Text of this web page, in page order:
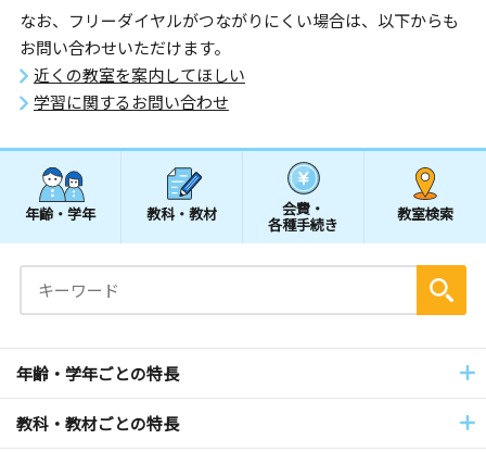
なお、フリーダイヤルがつながりにくい場合は、以下からも
お問い合わせいただけます。
近くの教室を案内してほしい
学習に関するお問い合わせ
年齢・学年 教科・教材 会費・
各種手続き
教室検索
年齢・学年ごとの特長
教科・教材ごとの特長